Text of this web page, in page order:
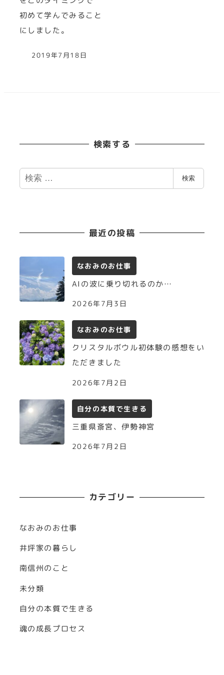
初めて学んでみること
にしました。
2019年7月18日
検索する
検
索
検索
最近の投稿
なおみのお仕事
AIの波に乗り切れるのか…
2026年7月3日
なおみのお仕事
クリスタルボウル初体験の感想をい
ただきました
2026年7月2日
自分の本質で生きる
三重県斎宮、伊勢神宮
2026年7月2日
カテゴリー
なおみのお仕事
井坪家の暮らし
南信州のこと
未分類
自分の本質で生きる
魂の成長プロセス